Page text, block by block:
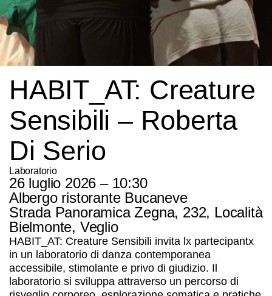
HABIT_AT: Creature
Sensibili – Roberta
Di Serio
Laboratorio
26 luglio 2026 – 10:30
Albergo ristorante Bucaneve
Strada Panoramica Zegna, 232, Località
Bielmonte, Veglio
HABIT_AT: Creature Sensibili invita lx partecipantx
in un laboratorio di danza contemporanea
accessibile, stimolante e privo di giudizio. Il
laboratorio si sviluppa attraverso un percorso di